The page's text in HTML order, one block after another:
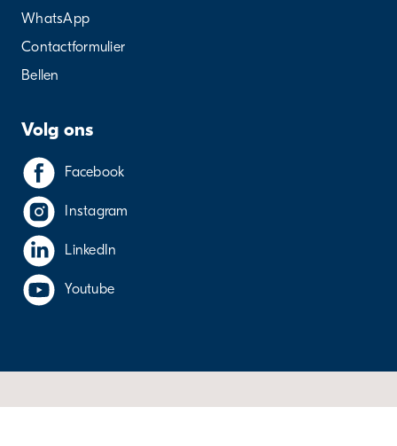
WhatsApp
Contactformulier
Bellen
Volg ons
Facebook
Instagram
LinkedIn
Youtube